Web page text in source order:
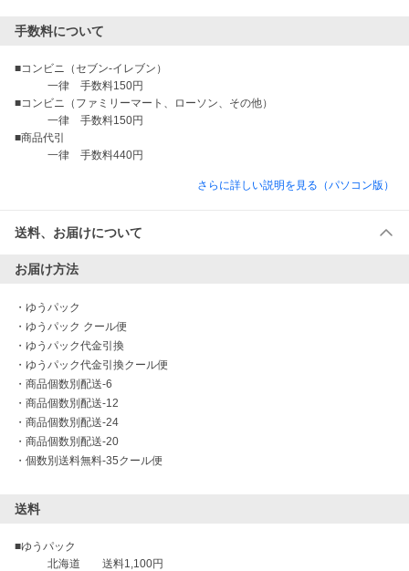
手数料について
■コンビニ（セブン-イレブン）
一律　手数料150円
■コンビニ（ファミリーマート、ローソン、その他）
一律　手数料150円
■商品代引
さらに詳しい説明を見る（パソコン版）
送料、お届けについて
お届け方法
・ ゆうパック
・ ゆうパック クール便
・ ゆうパック代金引換
・ ゆうパック代金引換クール便
・ 商品個数別配送-6
・ 商品個数別配送-12
・ 商品個数別配送-24
・ 商品個数別配送-20
・ 個数別送料無料-35クール便
送料
■ゆうパック
北海道　　送料1,100円